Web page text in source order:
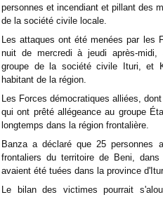
personnes et incendiant et pillant des
de la société civile locale.
Les attaques ont été menées par les
nuit de mercredi à jeudi après-midi,
groupe de la société civile Ituri, et
habitant de la région.
Les Forces démocratiques alliées,
qui ont prêté allégeance au groupe
longtemps dans la région frontalière.
Banza a déclaré que 25 personnes
frontaliers du territoire de Beni,
avaient été tuées dans la province
Le bilan des victimes pourrait